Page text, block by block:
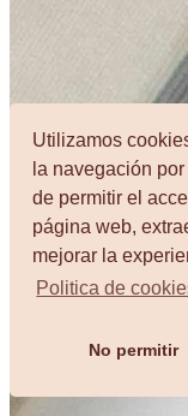
Utilizamos
la navegación
de permitir el
página web,
mejorar la
Politica de
No permitir